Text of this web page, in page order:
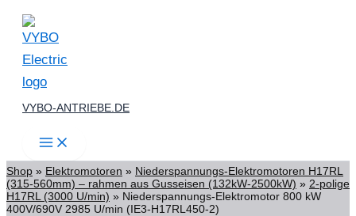
Zum
Inhalt
springen
VYBO-ANTRIEBE.DE
Shop » Elektromotoren » Niederspannungs-Elektromotoren H17RL
(315-560mm) – rahmen aus Gusseisen (132kW-2500kW) » 2-polige
H17RL (3000 U/min) » Niederspannungs-Elektromotor 800 kW
400V/690V 2985 U/min (IE3-H17RL450-2)